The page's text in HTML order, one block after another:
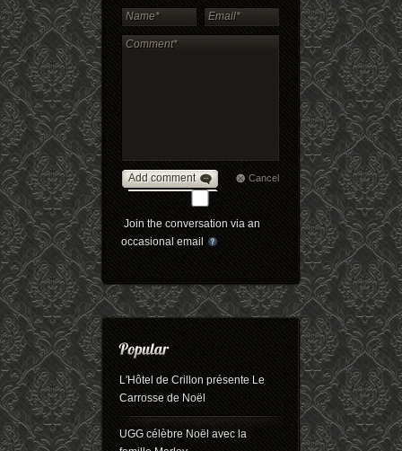
Add comment Cancel
Join the conversation via an
occasional email
L'Hôtel de Crillon présente Le
Carrosse de Noël
UGG célèbre Noël avec la